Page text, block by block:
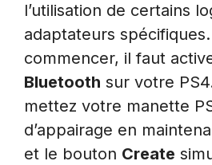
l’utilisation de certains
adaptateurs
commencer, il faut
Bluetooth sur votre
mettez votre manette
d’appairage en
et le bouton Create